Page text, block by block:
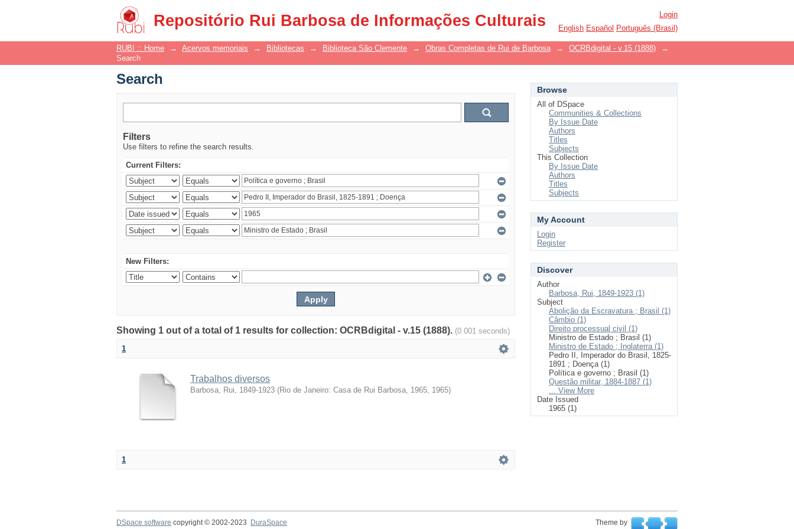
Repositório Rui Barbosa de Informações Culturais
Search
Login
English Español Português (Brasil)
RUBI :: Home → Acervos memoriais → Bibliotecas → Biblioteca São Clemente → Obras Completas de Rui de Barbosa → OCRBdigital - v.15 (1888)
→
Search
Search
Filters
Use filters to refine the search results.
Current Filters:
New Filters:
Showing 1 out of a total of 1 results for collection: OCRBdigital - v.15 (1888). (0.001 seconds)
1
Trabalhos diversos
Barbosa, Rui, 1849-1923 (Rio de Janeiro: Casa de Rui Barbosa, 1965, 1965)
1
Browse
All of DSpace
Communities & Collections
By Issue Date
Authors
Titles
Subjects
This Collection
By Issue Date
Authors
Titles
Subjects
My Account
Login
Register
Discover
Author
Barbosa, Rui, 1849-1923 (1)
Subject
Abolição da Escravatura ; Brasil (1)
Câmbio (1)
Direito processual civil (1)
Ministro de Estado ; Brasil (1)
Ministro de Estado ; Inglaterra (1)
Pedro II, Imperador do Brasil, 1825-
1891 ; Doença (1)
Política e governo ; Brasil (1)
Questão militar, 1884-1887 (1)
... View More
Date Issued
1965 (1)
DSpace software copyright © 2002-2023 DuraSpace Theme by